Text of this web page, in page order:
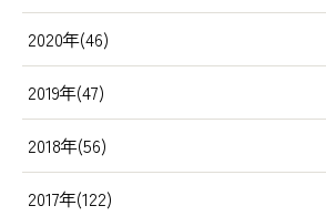
2020年(46)
2019年(47)
2018年(56)
2017年(122)